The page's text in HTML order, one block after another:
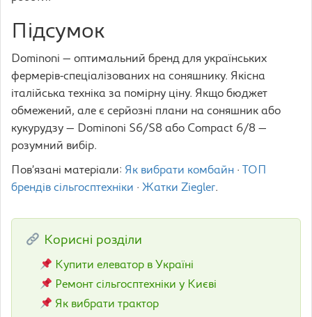
Підсумок
Dominoni — оптимальний бренд для українських
фермерів-спеціалізованих на соняшнику. Якісна
італійська техніка за помірну ціну. Якщо бюджет
обмежений, але є серйозні плани на соняшник або
кукурудзу — Dominoni S6/S8 або Compact 6/8 —
розумний вибір.
Пов’язані матеріали: Як вибрати комбайн ·
ТОП
брендів сільгосптехніки · Жатки Ziegler.
Корисні розділи
Купити елеватор в Україні
Ремонт сільгосптехніки у Києві
Як вибрати трактор